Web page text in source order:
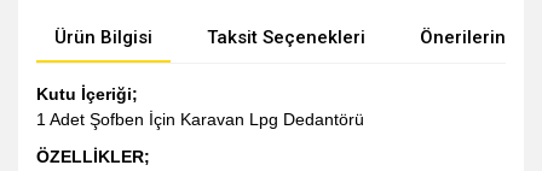
Ürün Bilgisi Taksit Seçenekleri Önerileriniz
Kutu İçeriği;
1 Adet Şofben İçin Karavan Lpg Dedantörü
ÖZELLİKLER;